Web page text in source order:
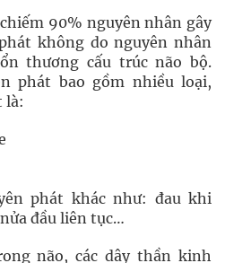
90% nguyên nhân gây
không do nguyên nhân
thương cấu trúc não bộ.
phát bao gồm nhiều loại,
là:
phát khác như: đau khi
đầu liên tục…
não, các dây thần kinh